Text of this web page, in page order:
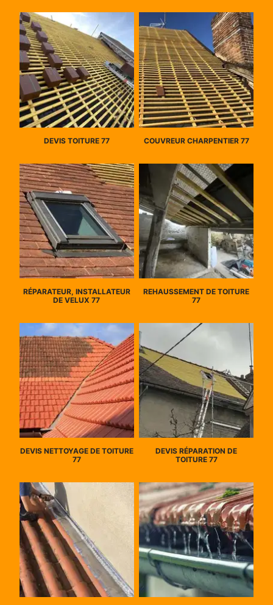
DEVIS TOITURE 77 COUVREUR CHARPENTIER 77
RÉPARATEUR, INSTALLATEUR
DE VELUX 77
REHAUSSEMENT DE TOITURE
77
DEVIS NETTOYAGE DE TOITURE
77
DEVIS RÉPARATION DE
TOITURE 77